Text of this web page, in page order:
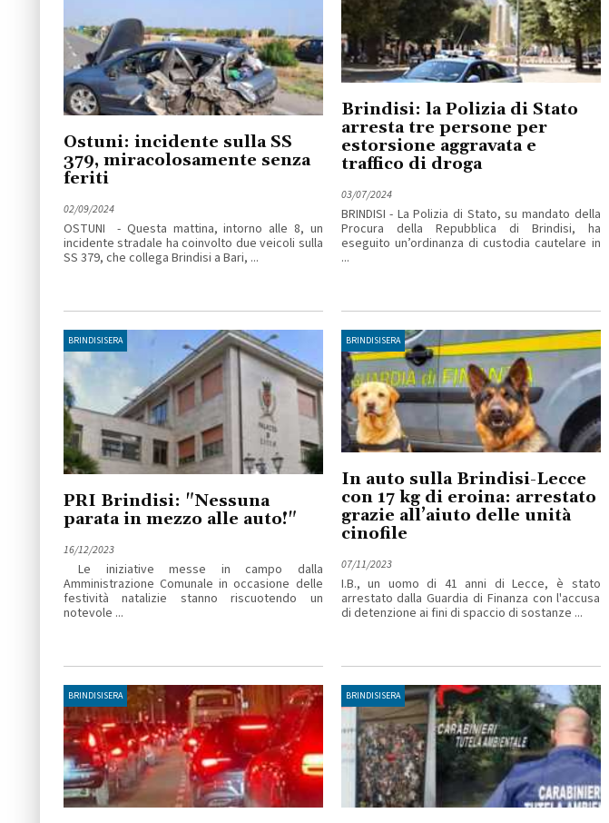
Ostuni: incidente sulla SS
379, miracolosamente senza
feriti
02/09/2024
OSTUNI - Questa mattina, intorno alle 8, un
incidente stradale ha coinvolto due veicoli sulla
SS 379, che collega Brindisi a Bari, ...
Brindisi: la Polizia di Stato
arresta tre persone per
estorsione aggravata e
traffico di droga
03/07/2024
BRINDISI - La Polizia di Stato, su mandato della
Procura della Repubblica di Brindisi, ha
eseguito un’ordinanza di custodia cautelare in
...
BRINDISISERA
PRI Brindisi: "Nessuna
parata in mezzo alle auto!"
16/12/2023
Le iniziative messe in campo dalla
Amministrazione Comunale in occasione delle
festività natalizie stanno riscuotendo un
notevole ...
BRINDISISERA
In auto sulla Brindisi-Lecce
con 17 kg di eroina: arrestato
grazie all’aiuto delle unità
cinofile
07/11/2023
I.B., un uomo di 41 anni di Lecce, è stato
arrestato dalla Guardia di Finanza con l'accusa
di detenzione ai fini di spaccio di sostanze ...
BRINDISISERA BRINDISISERA